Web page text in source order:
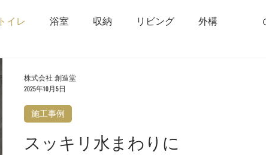
トイレ 浴室 収納 リビング 外構
スッキリ水まわりに
施工事例
株式会社 創造堂
2025年10月5日